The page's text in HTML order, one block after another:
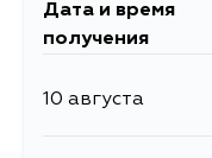
Дата и время
получения
10 августа